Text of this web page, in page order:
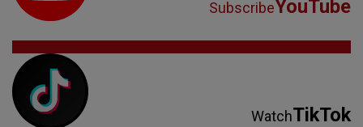
SubscribeYouTube
WatchTikTok